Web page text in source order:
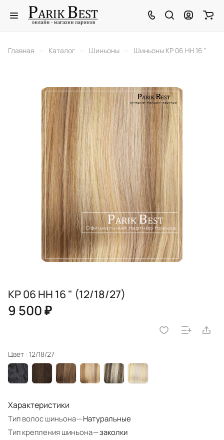
Главная – Каталог – Шиньоны – Шиньоны KP 06 HH 16 "
KP 06 HH 16 " (12/18/27)
9 500 ₽
Цвет : 12/18/27
Характеристики
Тип волос шиньона—Натуральные
Тип крепления шиньона—заколки